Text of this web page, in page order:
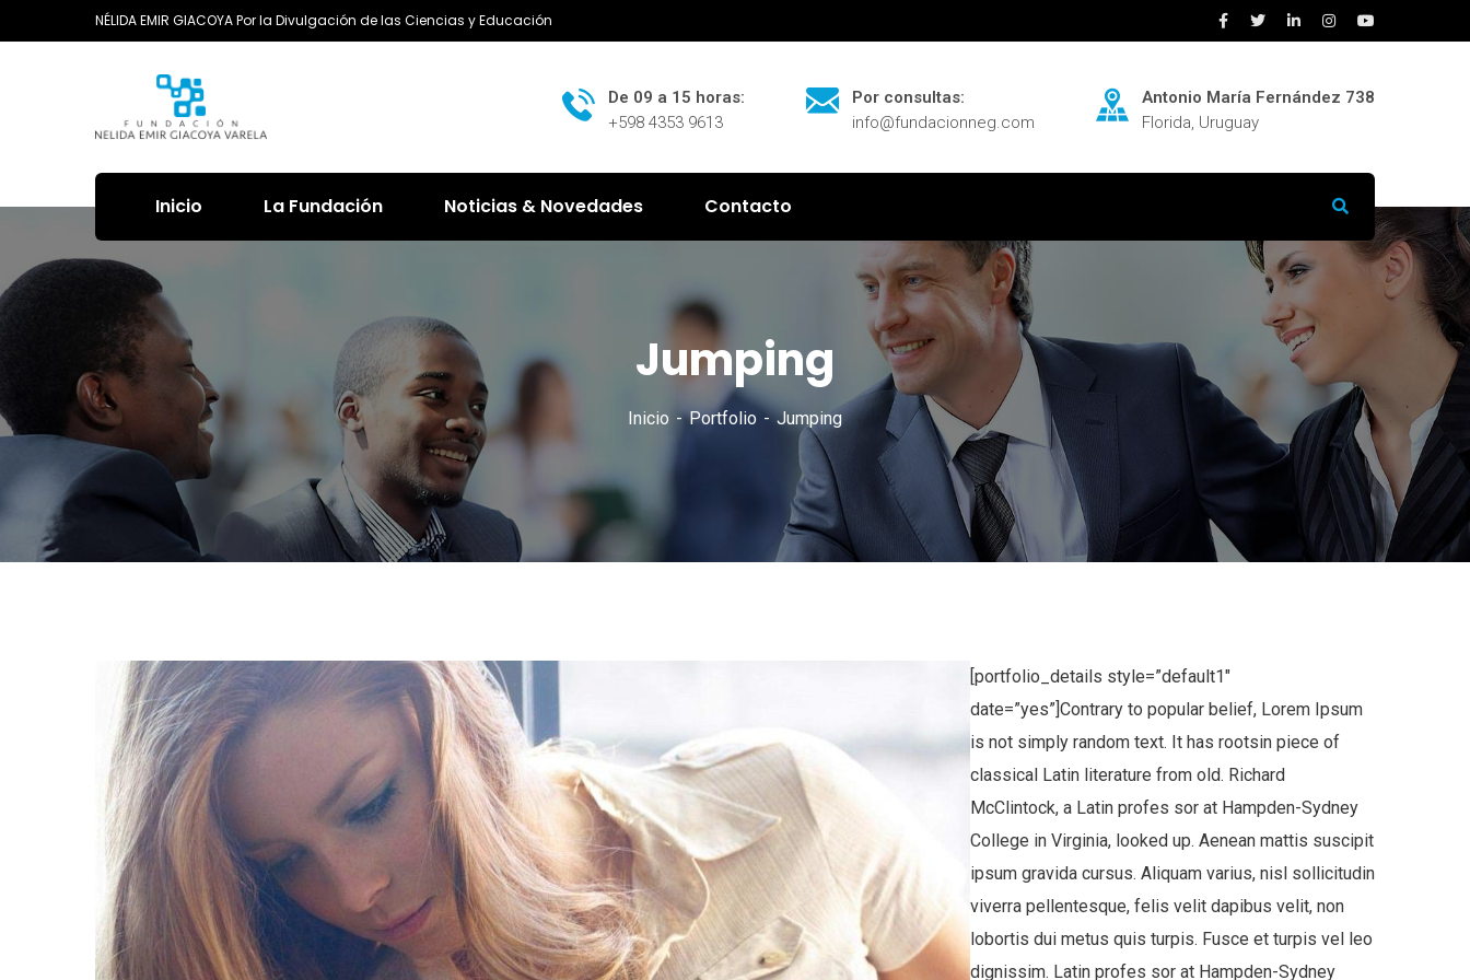
NÉLIDA EMIR GIACOYA Por la Divulgación de las Ciencias y Educación
De 09 a 15 horas:
+598 4353 9613
Por consultas:
info@fundacionneg.com
Antonio María Fernández 738
Florida, Uruguay
Inicio La Fundación Noticias & Novedades Contacto
Jumping
Inicio Portfolio Jumping
[portfolio_details style=”default1″
date=”yes”]Contrary to popular belief, Lorem Ipsum
is not simply random text. It has rootsin piece of
classical Latin literature from old. Richard
McClintock, a Latin profes sor at Hampden-Sydney
College in Virginia, looked up. Aenean mattis suscipit
ipsum gravida cursus. Aliquam varius, nisl sollicitudin
viverra pellentesque, felis velit dapibus velit, non
lobortis dui metus quis turpis. Fusce et turpis vel leo
dignissim. Latin profes sor at Hampden-Sydney
Suscribete a nuestro
Newsletter
Regístrese para recibir las últimas noticias,
actualizaciones, promociones y ofertas especiales.
Your mail address